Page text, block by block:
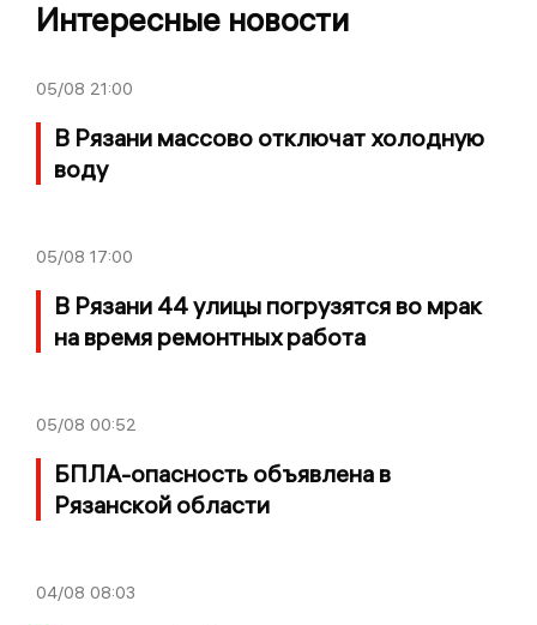
Интересные новости
05/08 21:00
В Рязани массово отключат холодную
воду
05/08 17:00
В Рязани 44 улицы погрузятся во мрак
на время ремонтных работа
05/08 00:52
БПЛА-опасность объявлена в
Рязанской области
04/08 08:03